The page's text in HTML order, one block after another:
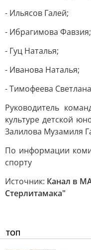
- Ильясов Галей;
- Ибрагимова Фавзия;
- Гуц Наталья;
- Иванова Наталья;
- Тимофеева
Руководитель
культуре детской
Залилова Музамиля
По информации
спорту
Источник: Канал в
Стерлитамака"
ТОП